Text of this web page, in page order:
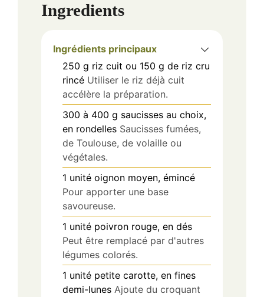
Ingredients
Ingrédients principaux
250 g riz cuit ou 150 g de riz cru
rincé Utiliser le riz déjà cuit
accélère la préparation.
300 à 400 g saucisses au choix,
en rondelles Saucisses fumées,
de Toulouse, de volaille ou
végétales.
1 unité oignon moyen, émincé
Pour apporter une base
savoureuse.
1 unité poivron rouge, en dés
Peut être remplacé par d'autres
légumes colorés.
1 unité petite carotte, en fines
demi-lunes Ajoute du croquant